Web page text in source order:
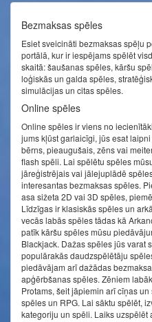
Bezmaksas spēles
Esiet sveicināti bezmaksas spēļu
portālā, kur ir iespējams spēlēt
skaitā: šaušanas spēles, kāršu
loģiskās un galda spēles,
simulācijas un citas spēles.
Online spēles
Online spēles ir viens no
jums kļūst garlaicīgi, jūs esat
bērns, pieaugušais, zēns vai
flash spēli. Lai spēlētu spēles
jāreģistrējais vai jālejuplādē
interesantas bezmaksas spēles.
asa sižeta 2D vai 3D spēles,
Līdzīgas ir klasiskās spēles un
vecās labās spēles tādas kā
patīk kāršu spēles mūsu
Blackjack. Dažas spēles jūs varat
populārakās daudzspēlētāju
piedāvājam arī dažādas
apģērbšanas spēles. Zēniem
Protams, šeit jāpiemin arī cīņas
spēles un RPG. Lai sāktu spēlēt,
kategoriju un spēli. Laiks uzspēlēt